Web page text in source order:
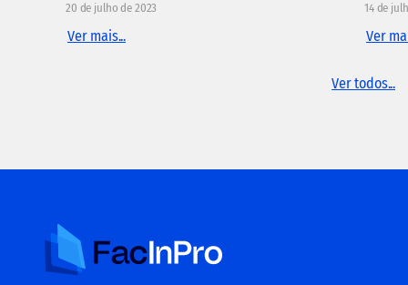
20 de julho de 2023
Ver mais...
14 de
Ver
Ver todos...